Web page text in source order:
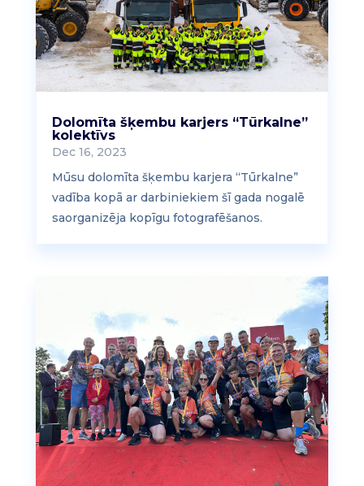
Dolomīta šķembu karjers “Tūrkalne”
kolektīvs
Dec 16, 2023
Mūsu dolomīta šķembu karjera “Tūrkalne”
vadība kopā ar darbiniekiem šī gada nogalē
saorganizēja kopīgu fotografēšanos.